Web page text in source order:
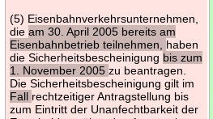
(5) Eisenbahnverkehrsunternehmen,
dieam 30. April 2005 bereits am
Eisenbahnbetrieb teilnehmen, haben
die Sicherheitsbescheinigung bis zum
1. November 2005zu beantragen.
Die Sicherheitsbescheinigung gilt im
Fall rechtzeitiger Antragstellung bis
zum Eintritt der Unanfechtbarkeit der